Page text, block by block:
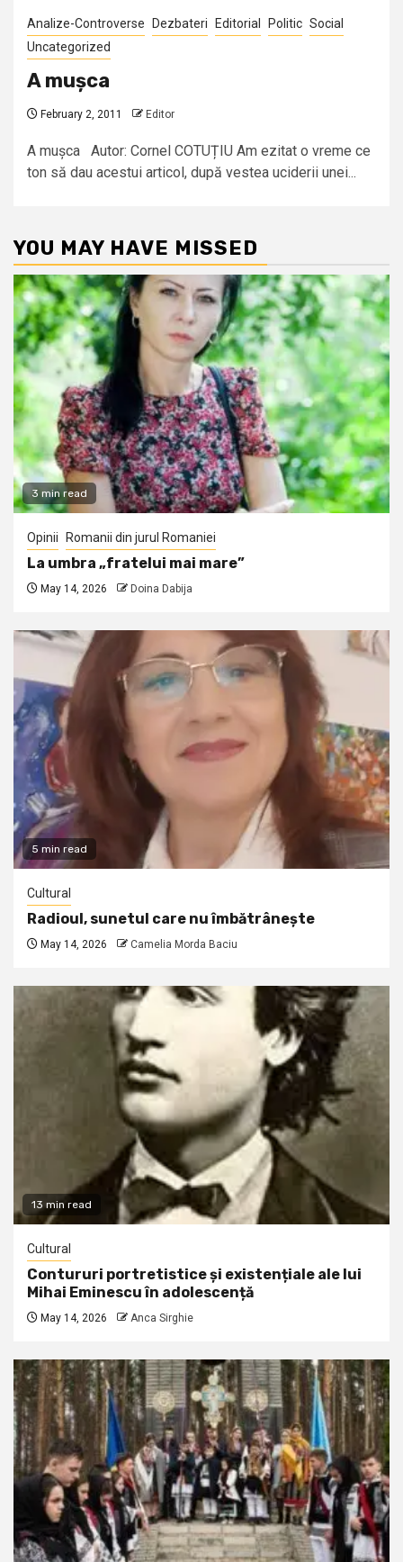
Analize-Controverse Dezbateri Editorial Politic Social
Uncategorized
A mușca
February 2, 2011 Editor
A mușca Autor: Cornel COTUȚIU Am ezitat o vreme ce
ton să dau acestui articol, după vestea uciderii unei...
YOU MAY HAVE MISSED
3 min read
Opinii Romanii din jurul Romaniei
La umbra „fratelui mai mare”
May 14, 2026 Doina Dabija
5 min read
Cultural
Radioul, sunetul care nu îmbătrânește
May 14, 2026 Camelia Morda Baciu
13 min read
Cultural
Contururi portretistice și existențiale ale lui
Mihai Eminescu în adolescență
May 14, 2026 Anca Sirghie